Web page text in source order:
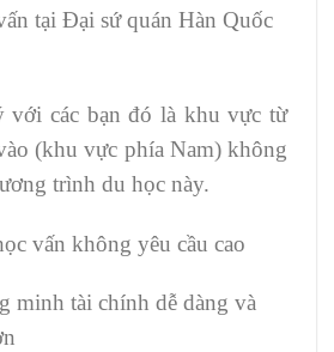
tại Đại sứ quán Hàn Quốc
với các bạn đó là khu vực từ
(khu vực phía Nam) không
trình du học này.
vấn không yêu cầu cao
minh tài chính dễ dàng và